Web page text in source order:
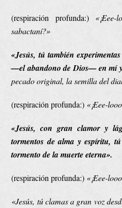
(respiración profunda:)
sabactaní?»
«Jesús, tú también experimentas
—el abandono de Dios— en mí
pecado original, la semilla del
(respiración profunda:) «¡Eee-
«Jesús, con gran clamor y
tormentos de alma y espíritu,
tormento de la muerte eterna».
(respiración profunda:) «¡Eee-
«Jesús, tú clamas a gran voz